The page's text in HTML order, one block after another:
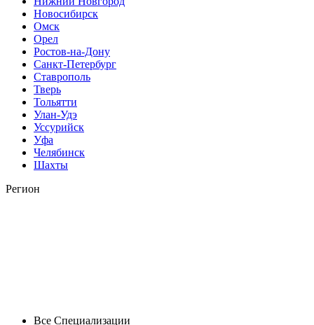
Новосибирск
Омск
Орел
Ростов-на-Дону
Санкт-Петербург
Ставрополь
Тверь
Тольятти
Улан-Удэ
Уссурийск
Уфа
Челябинск
Шахты
Регион
Все Специализации